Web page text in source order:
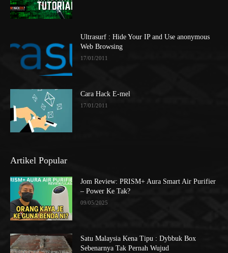
Ultrasurf : Hide Your IP and Use anonymous
Web Browsing
17/01/2011
Cara Hack E-mel
17/01/2011
Artikel Popular
Jom Review: PRISM+ Aura Smart Air Purifier
– Power Ke Tak?
09/05/2025
Satu Malaysia Kena Tipu : Dybbuk Box
Sebenarnya Tak Pernah Wujud